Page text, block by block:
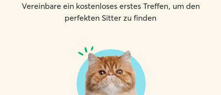
Vereinbare ein kostenloses erstes Treffen, um den
perfekten Sitter zu finden